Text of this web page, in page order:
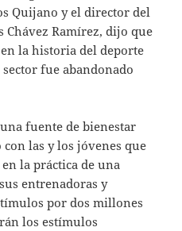
Quijano y el director del
Chávez Ramírez, dijo que
la historia del deporte
fue abandonado
fuente de bienestar
las y los jóvenes que
la práctica de una
entrenadoras y
por dos millones
los estímulos